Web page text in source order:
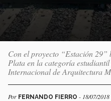
Con el proyecto “Estación
Plata en la categoría
Internacional de Arquitectura
Por FERNANDO FIERRO - 18/07/2018